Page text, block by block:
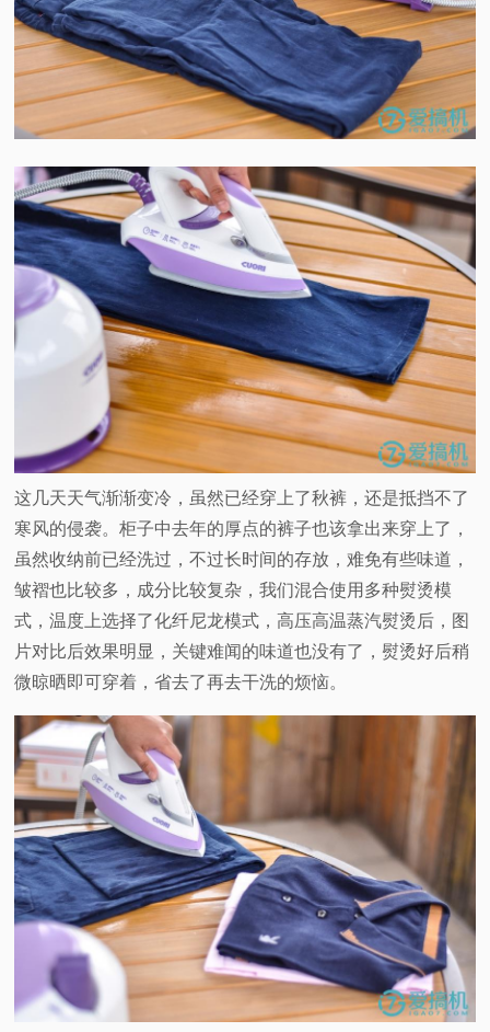
这几天天气渐渐变冷，虽然已经穿上了秋裤，还是抵挡不了
寒风的侵袭。柜子中去年的厚点的裤子也该拿出来穿上了，
虽然收纳前已经洗过，不过长时间的存放，难免有些味道，
皱褶也比较多，成分比较复杂，我们混合使用多种熨烫模
式，温度上选择了化纤尼龙模式，高压高温蒸汽熨烫后，图
片对比后效果明显，关键难闻的味道也没有了，熨烫好后稍
微晾晒即可穿着，省去了再去干洗的烦恼。